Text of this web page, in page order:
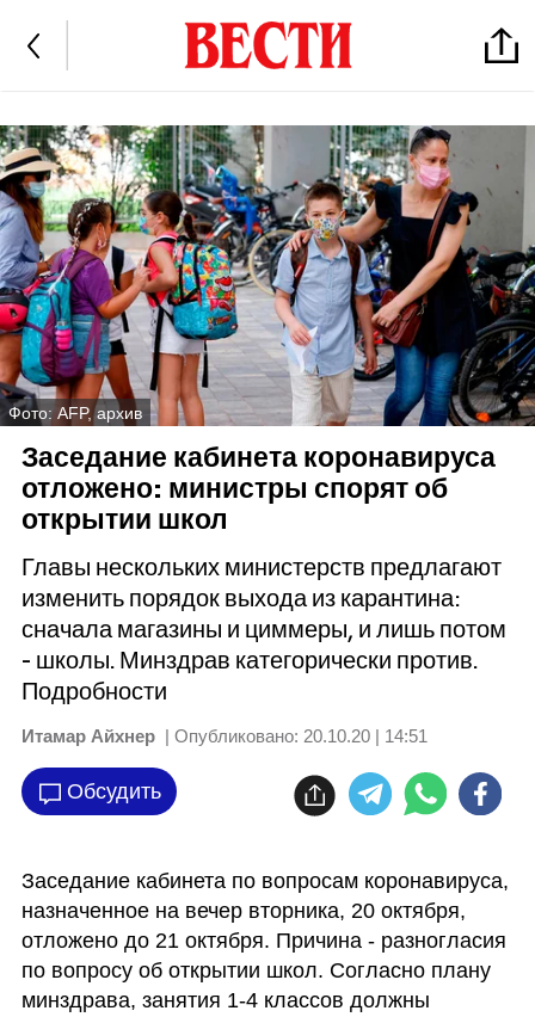
Фото: AFP, архив
Заседание кабинета коронавируса
отложено: министры спорят об
открытии школ
Главы нескольких министерств предлагают
изменить порядок выхода из карантина:
сначала магазины и циммеры, и лишь потом
- школы. Минздрав категорически против.
Подробности
Итамар Айхнер | Опубликовано: 20.10.20 | 14:51
Обсудить
Заседание кабинета по вопросам коронавируса,
назначенное на вечер вторника, 20 октября,
отложено до 21 октября. Причина - разногласия
по вопросу об открытии школ. Согласно плану
минздрава, занятия 1-4 классов должны